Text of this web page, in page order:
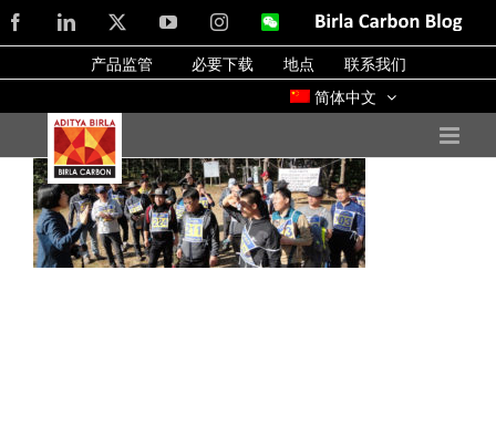
Skip
to
content
FacebookLinkedIn YouTubeInstagramWeChatBirla
Blog
产品监管 必要下载 地点
联系我们
简体中文